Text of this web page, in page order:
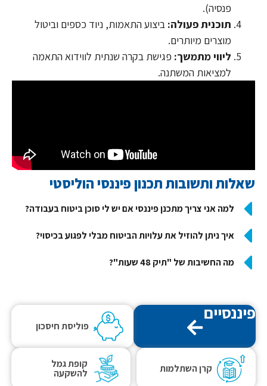
פנסיה).
תוכנית פעולה: ביצוע התאמות, ניוד כספים וביטול
מוצרים מיותרים.
ליווי מתמשך: פגישת בקרה שנתית לווידוא התאמה
למציאות המשתנה.
שאלות ותשובות תכנון פיננסי הוליסטי
למה אני צריך מתכנן פיננסי אם יש לי סוכן ביטוח בעבודה?
איך ניתן להוזיל את עלויות הביטוח מבלי לפגוע בכיסוי?
מה החשיבות של "תיק 48 שעות"?
פיננסיים
פוליסת חיסכון
קרן השתלמות קופת גמל
להשקעה